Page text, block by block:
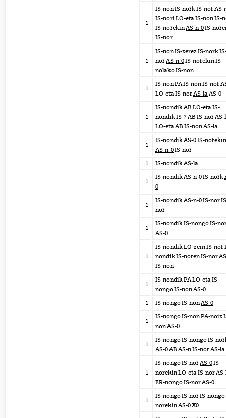
1
IS-non IS-nork IS-nor AS-
IS-nori LO-eta IS-non IS-
IS-norekinAS-n-0IS-
IS-nor
1
IS-non IS-zerez IS-nork
norAS-n-0IS-norekin IS-
nolako IS-non
1
IS-non PA IS-non IS-nor
LO-eta IS-norAS-laAS-0
1
IS-nondik AB LO-eta IS-
nondik IS-? AB IS-nor AS-
LO-eta AB IS-nonAS-la
1
IS-nondik AS-0 IS-norekin
AS-n-0IS-nor
1
IS-nondikAS-la
1
IS-nondik AS-n-0 IS-nork
0
1
IS-nondikAS-n-0IS-nor
nor
1
IS-nondik IS-nongo IS-
AS-0
1
IS-nondik LO-zein IS-nor
nondik IS-noren IS-nor
IS-non
1
IS-nondik PA LO-eta IS-
nongo IS-nonAS-0
1
IS-nongo IS-nonAS-0
1
IS-nongo IS-non PA-noiz
nonAS-0
1
IS-nongo IS-nongo IS-
AS-0 AB AS-n IS-norAS-la
1
IS-nongo IS-norAS-0IS-
norekin LO-eta IS-nor
ER-nongo IS-nor AS-0
1
IS-nongo IS-nor IS-nongo
norekinAS-0X0